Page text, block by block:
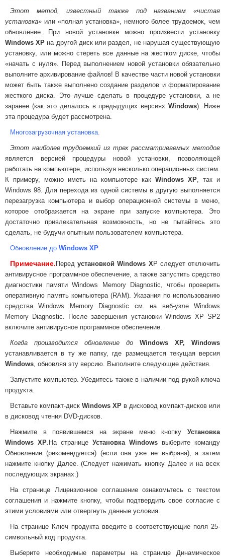
Этот метод, известный также под названием «чистая
установка» или «полная установка», немного более трудоемок, чем
обновление. При новой установке можно произвести установку
Windows XP на другой диск или раздел, не нарушая существующую
установку, или можно стереть все данные на жестком диске, чтобы
«начать с нуля». Перед выполнением новой установки обязательно
выполните архивирование файлов! В качестве части новой установки
может быть также выполнено создание разделов и форматирование
жесткого диска. Это лучше сделать в процедуре установки, а не
заранее (как это делалось в предыдущих версияхWindows). Ниже
эта процедура будет рассмотрена.
Многозагрузочная установка.
Этот наиболее трудоемкий из трех рассматриваемых методов
является версией процедуры новой установки, позволяющей
работать на компьютере, используя несколько операционных систем.
К примеру, можно иметь на компьютере как Windows XP, так и
Windows 98. Для перехода из одной системы в другую выполняется
перезагрузка компьютера и выбор операционной системы в меню,
которое отображается на экране при запуске компьютера. Это
достаточно привлекательная возможность, но не пытайтесь это
сделать, не будучи опытным пользователем компьютера.
Обновление до Windows XP
Примечание. Передустановкой Windows XP следует отключить
антивирусное программное обеспечение, а также запустить средство
диагностики памяти Windows Memory Diagnostic, чтобы проверить
оперативную память компьютера (RAM). Указания по использованию
средства Windows Memory Diagnostic см. на веб-узле Windows
Memory Diagnostic. После завершения установки Windows XP SP2
включите антивирусное программное обеспечение.
Когда производится обновление до
Windows XP, Windows
устанавливается в ту же папку, где размещается текущая версия
Windows, обновляя эту версию. Выполните следующие действия.
Запустите компьютер. Убедитесь также в наличии под рукой ключа
продукта.
Вставьте компакт-диск Windows XP в дисковод компакт-дисков или
в дисковод чтения DVD-дисков.
Нажмите в появившемся на экране меню кнопку Установка
Windows XP.На странице Установка Windows выберите команду
Обновление (рекомендуется) (если она уже не выбрана), а затем
нажмите кнопку Далее. (Следует нажимать кнопку Далее и на всех
последующих экранах.)
На странице Лицензионное соглашение ознакомьтесь с текстом
соглашения и нажмите кнопку, чтобы подтвердить свое согласие с
этими условиями или отвергнуть данные условия.
На странице Ключ продукта введите в соответствующие поля 25-
символьный код продукта.
Выберите необходимые параметры на странице Динамическое